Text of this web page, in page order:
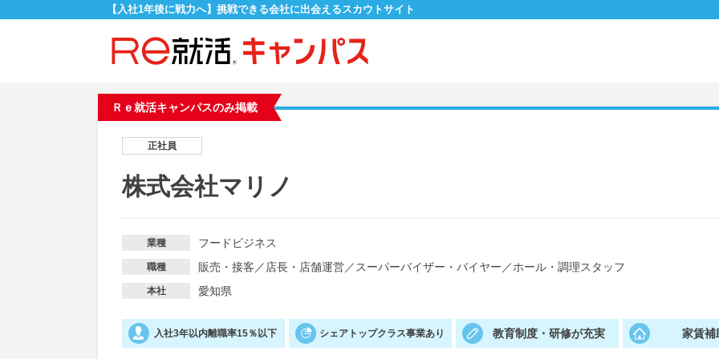
【入社1年後に戦力へ】挑戦できる会社に出会えるスカウトサイト
Ｒｅ就活キャンパスのみ掲載
正社員
株式会社マリノ
業種 フードビジネス
職種 販売・接客 ／ 店長・店舗運営／ スーパーバイザー・バイヤー ／ホール・調理スタッフ
本社 愛知県
入社3年以内離職率15％以下 シェアトップクラス事業あり 教育制度・研修が充実 家賃補